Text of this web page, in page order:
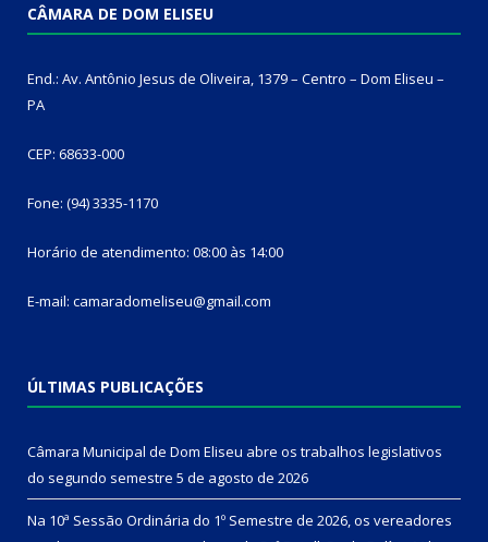
CÂMARA DE DOM ELISEU
End.: Av. Antônio Jesus de Oliveira, 1379 – Centro – Dom Eliseu –
PA
CEP: 68633-000
Fone: (94) 3335-1170
Horário de atendimento: 08:00 às 14:00
E-mail: camaradomeliseu@gmail.com
ÚLTIMAS PUBLICAÇÕES
Câmara Municipal de Dom Eliseu abre os trabalhos legislativos
do segundo semestre 5 de agosto de 2026
Na 10ª Sessão Ordinária do 1º Semestre de 2026, os vereadores